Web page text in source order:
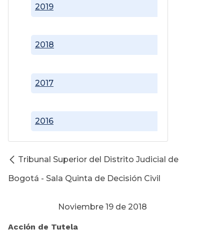
2016
2017
2018
2019
Tribunal Superior del Distrito Judicial de
Bogotá - Sala Quinta de Decisión Civil
Noviembre 19 de 2018
Acción de Tutela